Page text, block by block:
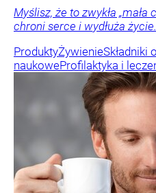
Myślisz, że to zwykła
chroni serce i wydłuża
ProduktyŻywienieSkładniki
naukoweProfilaktyka i